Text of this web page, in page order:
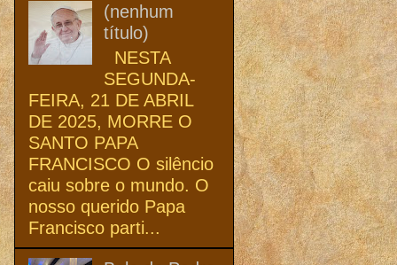
(nenhum
título)
NESTA
SEGUNDA-
FEIRA, 21 DE ABRIL
DE 2025, MORRE O
SANTO PAPA
FRANCISCO O silêncio
caiu sobre o mundo. O
nosso querido Papa
Francisco parti...